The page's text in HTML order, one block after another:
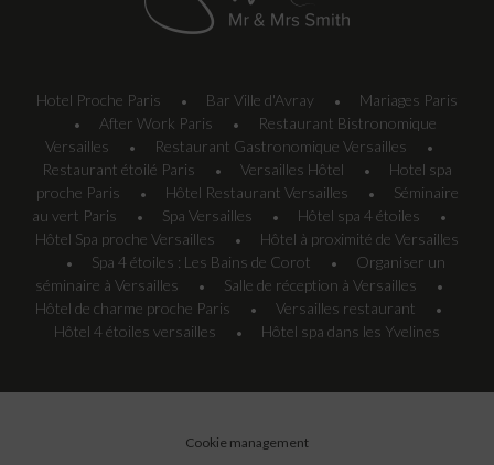
Hotel Proche Paris • Bar Ville d'Avray • Mariages Paris
• After Work Paris •
Restaurant Bistronomique
Versailles
• Restaurant Gastronomique Versailles •
Restaurant étoilé Paris • Versailles Hôtel •
Hotel spa
proche Paris
• Hôtel Restaurant Versailles •
Séminaire
au vert Paris
• Spa Versailles • Hôtel spa 4 étoiles •
Hôtel Spa proche Versailles • Hôtel à proximité de Versailles
• Spa 4 étoiles : Les Bains de Corot •
Organiser un
séminaire à Versailles
• Salle de réception à Versailles •
Hôtel de charme proche Paris • Versailles restaurant •
Hôtel 4 étoiles versailles • Hôtel spa dans les Yvelines
Cookie management